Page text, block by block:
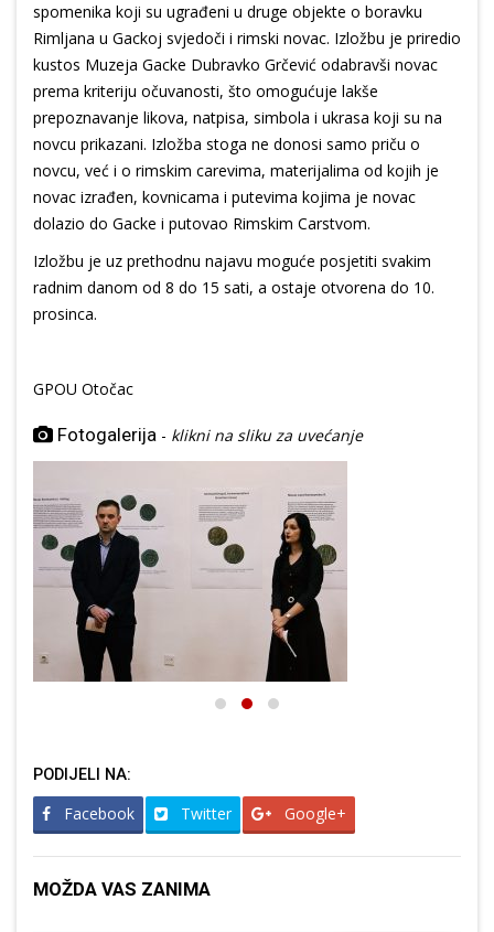
spomenika koji su ugrađeni u druge objekte o boravku
Rimljana u Gackoj svjedoči i rimski novac. Izložbu je priredio
kustos Muzeja Gacke Dubravko Grčević odabravši novac
prema kriteriju očuvanosti, što omogućuje lakše
prepoznavanje likova, natpisa, simbola i ukrasa koji su na
novcu prikazani. Izložba stoga ne donosi samo priču o
novcu, već i o rimskim carevima, materijalima od kojih je
novac izrađen, kovnicama i putevima kojima je novac
dolazio do Gacke i putovao Rimskim Carstvom.
Izložbu je uz prethodnu najavu moguće posjetiti svakim
radnim danom od 8 do 15 sati, a ostaje otvorena do 10.
prosinca.
GPOU Otočac
Fotogalerija - klikni na sliku za uvećanje
PODIJELI NA:
Facebook Twitter Google+
MOŽDA VAS ZANIMA